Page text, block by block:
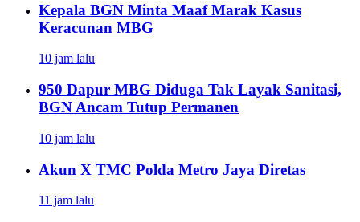
Kepala BGN Minta Maaf Marak Kasus
Keracunan MBG
10 jam lalu
950 Dapur MBG Diduga Tak Layak Sanitasi,
BGN Ancam Tutup Permanen
10 jam lalu
Akun X TMC Polda Metro Jaya Diretas
11 jam lalu